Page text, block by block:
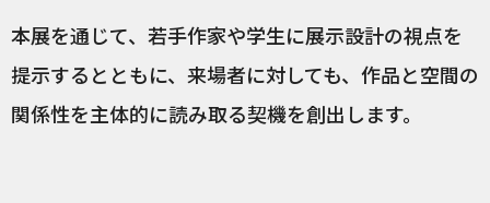
本展を通じて、若手作家や学生に展示設計の視点を
提示するとともに、来場者に対しても、作品と空間の
関係性を主体的に読み取る契機を創出します。